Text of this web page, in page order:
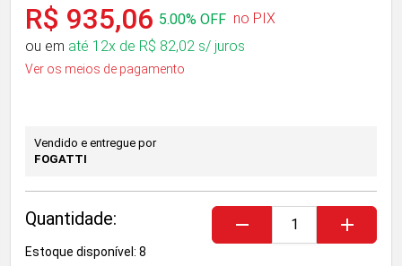
R$ 935,06 5.00% OFF no PIX
ou em até 12x de R$ 82,02 s/ juros
Ver os meios de pagamento
Vendido e entregue por
FOGATTI
Quantidade: remove add
Estoque disponível: 8